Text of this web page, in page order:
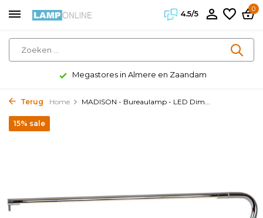
4.5/5
0
Megastores in Almere en Zaandam
Terug Home MADISON - Bureaulamp - LED Dim...
15% sale